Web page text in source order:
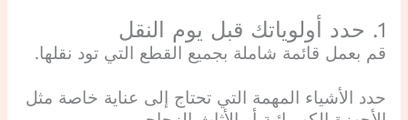
1. حدد أولوياتك قبل يوم النقل
قم بعمل قائمة شاملة بجميع القطع التي تود نقلها.
حدد الأشياء المهمة التي تحتاج إلى عناية خاصة مثل